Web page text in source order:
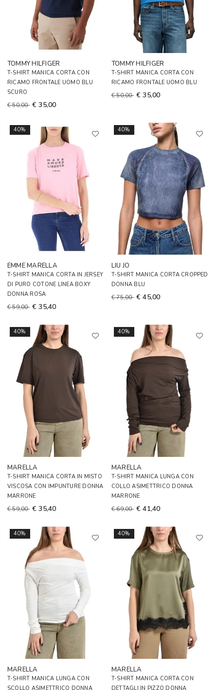
TOMMY HILFIGER
T-SHIRT MANICA CORTA CON
RICAMO FRONTALE UOMO BLU
SCURO
€ 50,00 € 35,00
TOMMY HILFIGER
T-SHIRT MANICA CORTA CON
RICAMO FRONTALE UOMO BLU
€ 50,00 € 35,00
40%
EMME MARELLA
T-SHIRT MANICA CORTA IN JERSEY
DI PURO COTONE LINEA BOXY
DONNA ROSA
€ 59,00 € 35,40
40%
LIU JO
T-SHIRT MANICA CORTA CROPPED
DONNA BLU
€ 75,00 € 45,00
40%
MARELLA
T-SHIRT MANICA CORTA IN MISTO
VISCOSA CON IMPUNTURE DONNA
MARRONE
€ 59,00 € 35,40
40%
MARELLA
T-SHIRT MANICA LUNGA CON
COLLO ASIMETTRICO DONNA
MARRONE
€ 69,00 € 41,40
40%
MARELLA
T-SHIRT MANICA LUNGA CON
SCOLLO ASIMETTRICO DONNA
40%
MARELLA
T-SHIRT MANICA CORTA CON
DETTAGLI IN PIZZO DONNA